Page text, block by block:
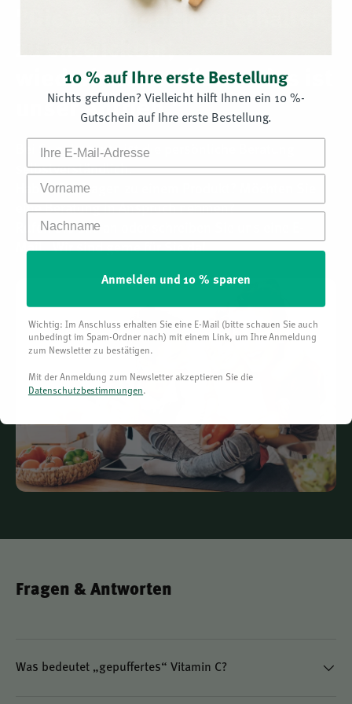
ist vegan, laborgeprüft und frei von künstlichen
Zusatzstoffen.
500 mg Vitamin C pro Kapsel
175 mg Bioflavonoid-, Rutin- und Hesperidin-
Konzentrat
Gepuffert – besonders magenfreundlich
Gesundheitsbezogene Eigenschaften von
Vitamin C
schützen
"Die Gesundheit zu erhalten,
zu entwickeln,
wiederherzustellen — das ist
unser Antrieb."
Bei Supplementa ist die persönliche Beratung
selbstverständlich.
Haben Sie Fragen zu einem Produkt? Möchten Sie
eine Beratung in Anspruch nehmen?
Rufen Sie uns an oder schreiben Sie uns eine E-
Mail. Wir sind gerne für Sie da!
Fragen & Antworten
Was bedeutet „gepuffertes“ Vitamin C?
10 % auf Ihre erste Bestellung
Nichts gefunden? Vielleicht hilft Ihnen ein 10 %-
Gutschein auf Ihre erste Bestellung.
Vorname
Nachname
Anmelden und 10 % sparen
Wichtig: Im Anschluss erhalten Sie eine E-Mail (bitte schauen Sie auch
unbedingt im Spam-Ordner nach) mit einem Link, um Ihre Anmeldung
zum Newsletter zu bestätigen.
Mit der Anmeldung zum Newsletter akzeptieren Sie die
Datenschutzbestimmungen.